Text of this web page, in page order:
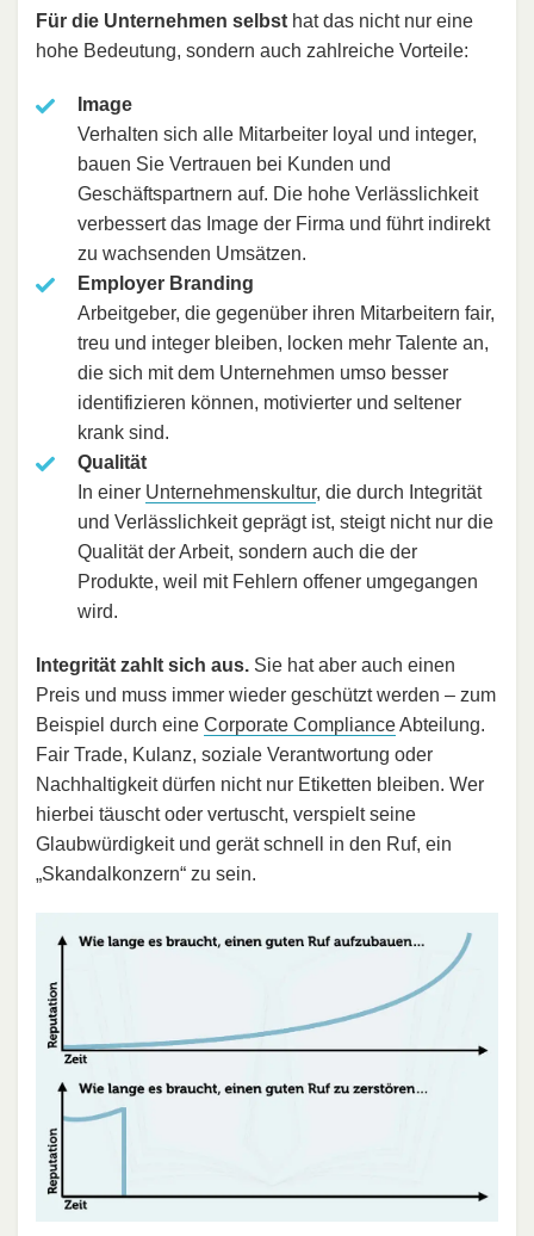
Für die Unternehmen selbst hat das nicht nur eine
hohe Bedeutung, sondern auch zahlreiche Vorteile:
Image
Verhalten sich alle Mitarbeiter loyal und integer,
bauen Sie Vertrauen bei Kunden und
Geschäftspartnern auf. Die hohe Verlässlichkeit
verbessert das Image der Firma und führt indirekt
zu wachsenden Umsätzen.
Employer Branding
Arbeitgeber, die gegenüber ihren Mitarbeitern fair,
treu und integer bleiben, locken mehr Talente an,
die sich mit dem Unternehmen umso besser
identifizieren können, motivierter und seltener
krank sind.
Qualität
In einer Unternehmenskultur, die durch Integrität
und Verlässlichkeit geprägt ist, steigt nicht nur die
Qualität der Arbeit, sondern auch die der
Produkte, weil mit Fehlern offener umgegangen
wird.
Integrität zahlt sich aus. Sie hat aber auch einen
Preis und muss immer wieder geschützt werden – zum
Beispiel durch eine Corporate ComplianceAbteilung.
Fair Trade, Kulanz, soziale Verantwortung oder
Nachhaltigkeit dürfen nicht nur Etiketten bleiben. Wer
hierbei täuscht oder vertuscht, verspielt seine
Glaubwürdigkeit und gerät schnell in den Ruf, ein
„Skandalkonzern“ zu sein.